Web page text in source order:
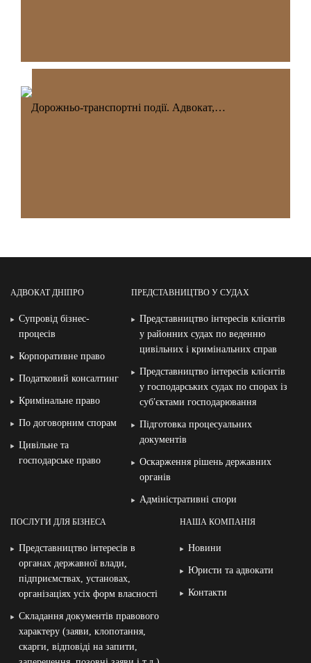
Дорожньо-транспортні події. Адвокат,…
АДВОКАТ ДНІПРО
Супровід бізнес-
процесів
Корпоративне право
Податковий консалтинг
Кримінальне право
По договорним спорам
Цивільне та
господарське право
ПРЕДСТАВНИЦТВО У СУДАХ
Представництво інтересів клієнтів
у районних судах по веденню
цивільних і кримінальних справ
Представництво інтересів клієнтів
у господарських судах по спорах із
суб′єктами господарювання
Підготовка процесуальних
документів
Оскарження рішень державних
органів
Адміністративні спори
ПОСЛУГИ ДЛЯ БІЗНЕСА
Представництво інтересів в
органах державної влади,
підприємствах, установах,
організаціях усіх форм власності
Складання документів правового
характеру (заяви, клопотання,
скарги, відповіді на запити,
НАША КОМПАНІЯ
Новини
Юристи та адвокати
Контакти